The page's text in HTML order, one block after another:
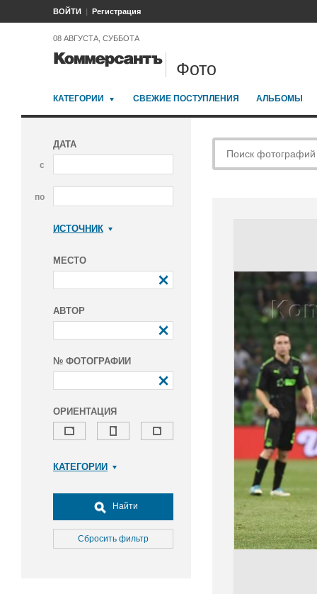
ВОЙТИ Регистрация
08 АВГУСТА, СУББОТА
Фото
КАТЕГОРИИ СВЕЖИЕ ПОСТУПЛЕНИЯ АЛЬБОМЫ
ДАТА
с
по
ИСТОЧНИК
МЕСТО
АВТОР
№ ФОТОГРАФИИ
ОРИЕНТАЦИЯ
КАТЕГОРИИ
Досуг, туризм и отдых
Культура
Медицина
Найти
Сбросить фильтр